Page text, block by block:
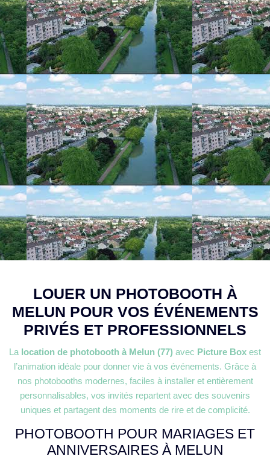
LOUER UN PHOTOBOOTH À
MELUN POUR VOS ÉVÉNEMENTS
PRIVÉS ET PROFESSIONNELS
La location de photobooth à Melun (77) avec Picture Box est
l’animation idéale pour donner vie à vos événements. Grâce à
nos photobooths modernes, faciles à installer et entièrement
personnalisables, vos invités repartent avec des souvenirs
uniques et partagent des moments de rire et de complicité.
PHOTOBOOTH POUR MARIAGES ET
ANNIVERSAIRES À MELUN